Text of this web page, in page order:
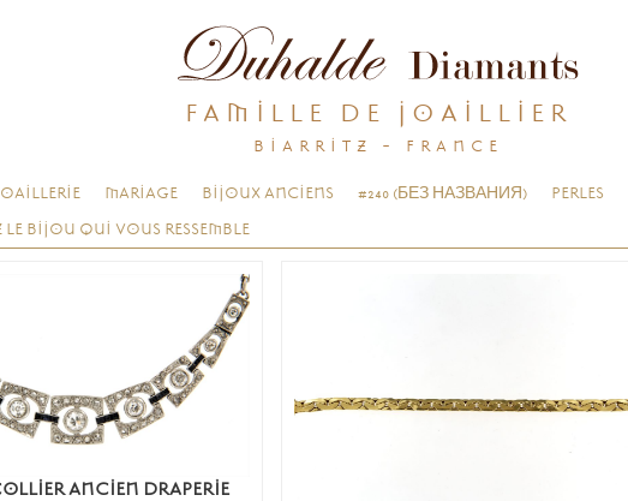
FAMILLE DE JOAILLIER
BIARRITZ - FRANCE
MARIAGE BIJOUX ANCIENS #240 (БЕЗ НАЗВАНИЯ) PERLES
LE BIJOU QUI VOUS RESSEMBLE
ANCIEN DRAPERIE